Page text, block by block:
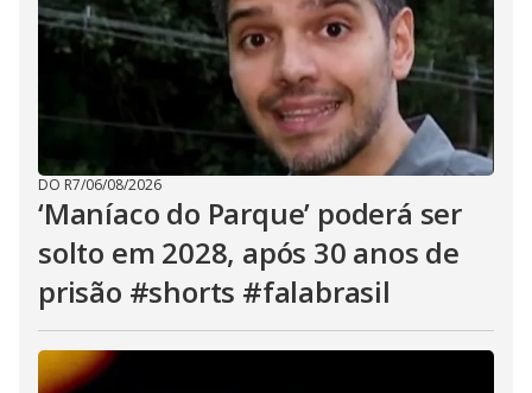
DO R7/06/08/2026
‘Maníaco do Parque’ poderá ser
solto em 2028, após 30 anos de
prisão #shorts #falabrasil